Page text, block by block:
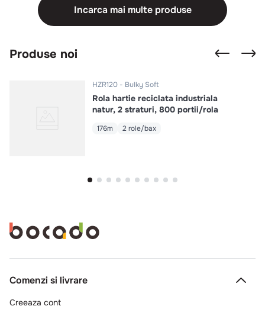
Incarca mai multe produse
Produse noi
HZR120 Bulky Soft
Rola hartie reciclata industriala
natur, 2 straturi, 800 portii/rola
176m 2 role/bax
Comenzi si livrare
Creeaza cont